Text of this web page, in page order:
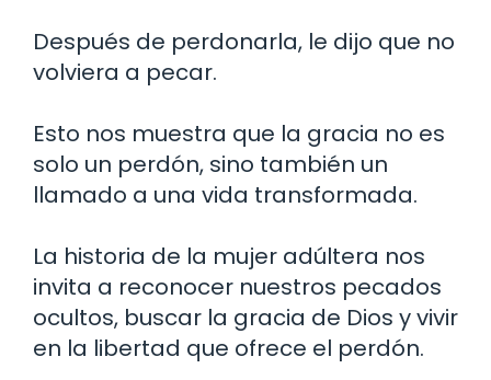
Después de perdonarla, le dijo que no
volviera a pecar.
Esto nos muestra que la gracia no es
solo un perdón, sino también un
llamado a una vida transformada.
La historia de la mujer adúltera nos
invita a reconocer nuestros pecados
ocultos, buscar la gracia de Dios y vivir
en la libertad que ofrece el perdón.